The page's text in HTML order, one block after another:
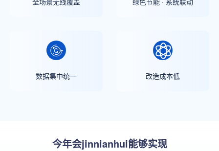
数据集中统一 改造成本低
今年会jinnianhui能够实现